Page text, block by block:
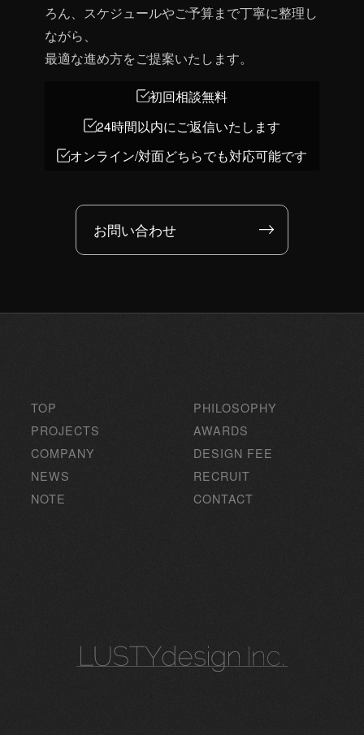
ろん、スケジュールやご予算まで丁寧に整理し
ながら、
最適な進め方をご提案いたします。
初回相談無料
24時間以内にご返信いたします
オンライン/対面どちらでも対応可能です
お問い合わせ
TOP
PHILOSOPHY
PROJECTS
AWARDS
COMPANY
DESIGN FEE
NEWS
RECRUIT
NOTE
CONTACT